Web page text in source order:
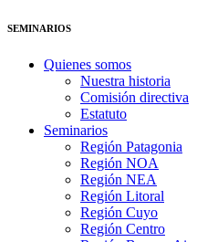
SEMINARIOS
Quienes somos
Nuestra historia
Comisión directiva
Estatuto
Seminarios
Región Patagonia
Región NOA
Región NEA
Región Litoral
Región Cuyo
Región Centro